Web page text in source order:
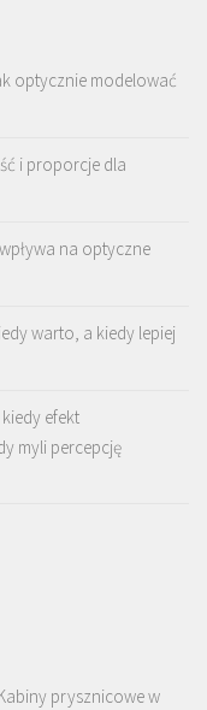
optycznie modelować
i proporcje dla
na optyczne
warto, a kiedy lepiej
efekt
myli percepcję
prysznicowe w